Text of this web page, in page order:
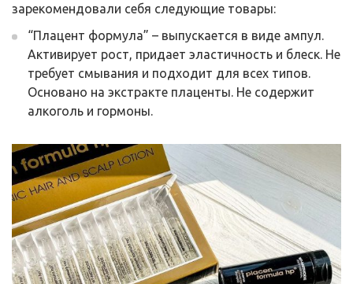
зарекомендовали себя следующие товары:
“Плацент формула” – выпускается в виде ампул.
Активирует рост, придает эластичность и блеск. Не
требует смывания и подходит для всех типов.
Основано на экстракте плаценты. Не содержит
алкоголь и гормоны.